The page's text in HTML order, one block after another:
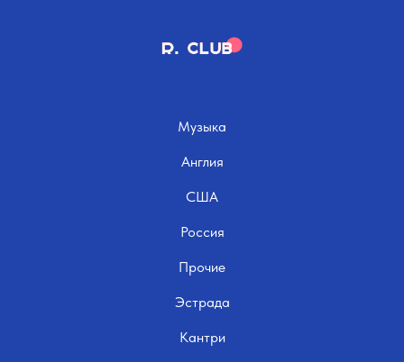
Музыка
Англия
США
Россия
Прочие
Эстрада
Кантри